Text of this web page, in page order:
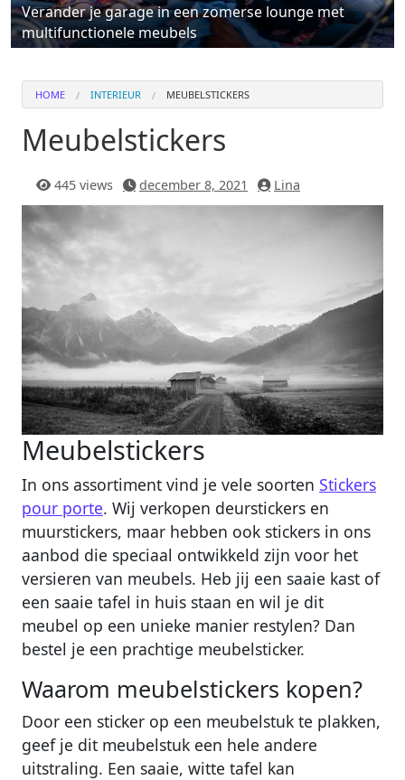
Verander je garage in een zomerse lounge met
multifunctionele meubels
HOME INTERIEUR MEUBELSTICKERS
Meubelstickers
445 views december 8, 2021 Lina
Meubelstickers
In ons assortiment vind je vele soorten Stickers
pour porte. Wij verkopen deurstickers en
muurstickers, maar hebben ook stickers in ons
aanbod die speciaal ontwikkeld zijn voor het
versieren van meubels. Heb jij een saaie kast of
een saaie tafel in huis staan en wil je dit
meubel op een unieke manier restylen? Dan
bestel je een prachtige meubelsticker.
Waarom meubelstickers kopen?
Door een sticker op een meubelstuk te plakken,
geef je dit meubelstuk een hele andere
uitstraling. Een saaie, witte tafel kan